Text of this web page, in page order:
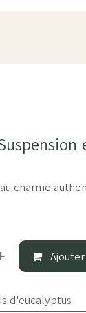
charme
d'eucalyptus